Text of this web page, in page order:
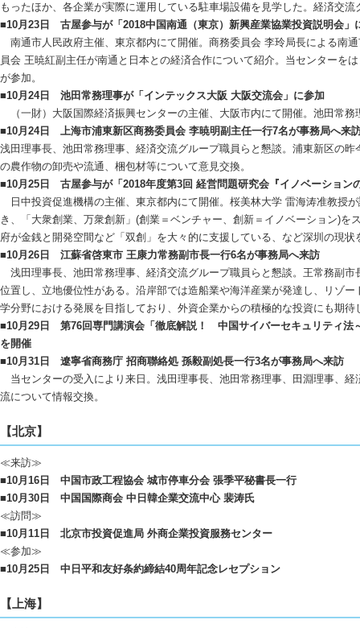
もったほか、各企業が実際に運用している駐車場設備を見学した。経済交
■10月23日 古屋参与が「2018中国南通（東京）新興産業協業投資説明会」
南通市人民政府主催、東京都内にて開催。商務委員会 李玲局長による南
員会 王暁紅副主任が南通と日本との経済合作について紹介。当センターを
が参加。
■10月24日 池田常務理事が「インテックス大阪 大阪交流会」に参加
（一財）大阪国際経済振興センターの主催、大阪市内にて開催。池田常務
■10月24日 上海市浦東新区商務委員会 李暁明副主任一行7名が事務局へ来
浅田理事長、池田常務理事、経済交流グループ職員らと懇談。浦東新区の
の農作物の卸売や流通、梱包材等について意見交換。
■10月25日 古屋参与が「2018年度第3回 経営問題研究会『イノベーション
日中投資促進機構の主催、東京都内にて開催。桜美林大学 雷海涛准教授
き、「大衆創業、万衆創新」(創業＝ベンチャー、創新＝イノベーション)を
府が金銭と開発空間など「双創」を大々的に支援している、など深圳の現状
■10月26日 江蘇省啓東市 王康力常務副市長一行6名が事務局へ来訪
浅田理事長、池田常務理事、経済交流グループ職員らと懇談。王常務副市
位置し、立地優位性がある。沿岸部では造船業や海洋産業が発達し、リゾ
学分野における発展を目指しており、外資企業からの積極的な投資にも期待
■10月29日 第76回専門講演会「徹底解説！ 中国サイバーセキュリティ法
を開催
■10月31日 遼寧省商務庁 招商聯絡処 孫毅副処長一行3名が事務局へ来訪
当センターの受入により来日。浅田理事長、池田常務理事、田淵理事、経
流について情報交換。
【北京】
≪来訪≫
■10月16日 中国市政工程協会 城市停車分会 張季平秘書長一行
■10月30日 中国国際商会 中日韓企業交流中心 裴涛氏
≪訪問≫
■10月11日 北京市投資促進局 外商企業投資服務センター
≪参加≫
■10月25日 中日平和友好条約締結40周年記念レセプション
【上海】